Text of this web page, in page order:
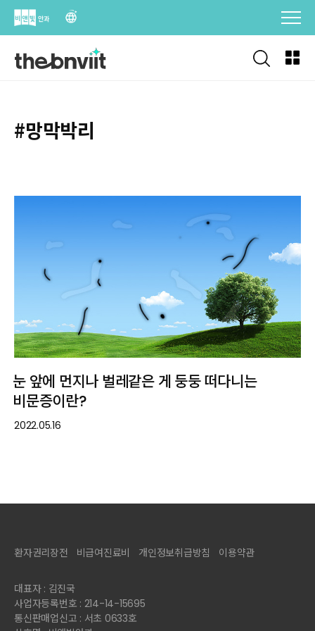
Skip
#망막박리
눈 앞에 먼지나 벌레같은 게 둥둥 떠다니는
비문증이란?
2022.05.16
환자권리장전 비급여진료비 개인정보취급방침 이용약관
대표자 : 김진국
사업자등록번호 : 214-14-15695
통신판매업신고 : 서초 0633호